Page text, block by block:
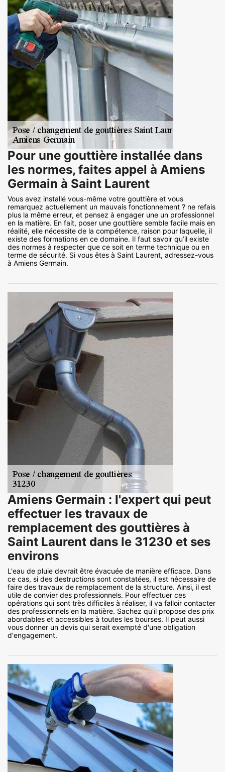
Pour une gouttière installée dans
les normes, faites appel à Amiens
Germain à Saint Laurent
Vous avez installé vous-même votre gouttière et vous
remarquez actuellement un mauvais fonctionnement ? ne refais
plus la même erreur, et pensez à engager une un professionnel
en la matière. En fait, poser une gouttière semble facile mais en
réalité, elle nécessite de la compétence, raison pour laquelle, il
existe des formations en ce domaine. Il faut savoir qu’il existe
des normes à respecter que ce soit en terme technique ou en
terme de sécurité. Si vous êtes à Saint Laurent, adressez-vous
à Amiens Germain.
Amiens Germain : l'expert qui peut
effectuer les travaux de
remplacement des gouttières à
Saint Laurent dans le 31230 et ses
environs
L'eau de pluie devrait être évacuée de manière efficace. Dans
ce cas, si des destructions sont constatées, il est nécessaire de
faire des travaux de remplacement de la structure. Ainsi, il est
utile de convier des professionnels. Pour effectuer ces
opérations qui sont très difficiles à réaliser, il va falloir contacter
des professionnels en la matière. Sachez qu'il propose des prix
abordables et accessibles à toutes les bourses. Il peut aussi
vous donner un devis qui serait exempté d'une obligation
d'engagement.